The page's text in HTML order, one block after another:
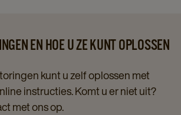
EN HOE U ZE KUNT OPLOSSEN
kunt u zelf oplossen met
instructies. Komt u er niet uit?
met ons op.